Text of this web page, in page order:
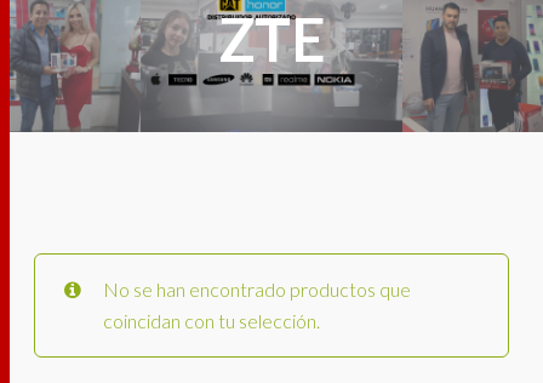
ZTE
No se han encontrado productos que
coincidan con tu selección.